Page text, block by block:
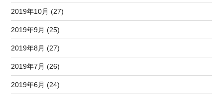
2019年10月 (27)
2019年9月 (25)
2019年8月 (27)
2019年7月 (26)
2019年6月 (24)